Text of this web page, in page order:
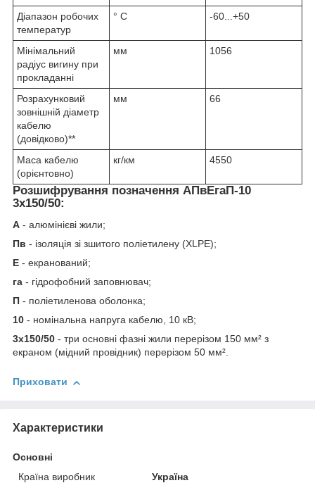
Діапазон робочих
температур
° С -60...+50
Мінімальний
радіус вигину при
прокладанні
мм 1056
Розрахунковий
зовнішній діаметр
кабелю
(довідково)**
мм 66
Маса кабелю
(орієнтовно)
кг/км 4550
Розшифрування позначення АПвЕгаП‑10
3х150/50:
А - алюмінієві жили;
Пв - ізоляція зі зшитого поліетилену (XLPE);
Е - екранований;
га - гідрофобний заповнювач;
П - поліетиленова оболонка;
10 - номінальна напруга кабелю, 10 кВ;
3х150/50 - три основні фазні жили перерізом 150 мм² з
екраном (мідний провідник) перерізом 50 мм².
Приховати
Характеристики
Основні
Країна виробник
Україна